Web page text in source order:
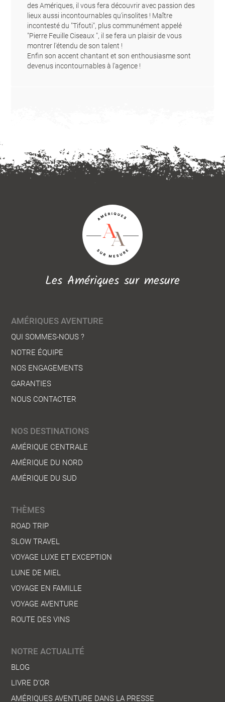
des Amériques, il vous fera découvrir avec passion des
lieux aussi incontournables qu'insolites ! Maître
incontesté du "Tifouti", plus communément appelé
"Pierre Feuille Ciseaux ", il se fera un plaisir de vous
montrer l'étendu de son talent !
Enfin son accent chantant et son enthousiasme sont
devenus incontournables à l'agence !
Les Amériques sur mesure
AMÉRIQUES AVENTURE
QUI SOMMES-NOUS ?
NOTRE ÉQUIPE
NOS ENGAGEMENTS
GARANTIES
NOUS CONTACTER
NOS DESTINATIONS
AMÉRIQUE CENTRALE
AMÉRIQUE DU NORD
AMÉRIQUE DU SUD
THÈMES
ROAD TRIP
SLOW TRAVEL
VOYAGE LUXE ET EXCEPTION
LUNE DE MIEL
VOYAGE EN FAMILLE
VOYAGE AVENTURE
ROUTE DES VINS
NOTRE ACTUALITÉ
BLOG
LIVRE D’OR
AMÉRIQUES AVENTURE DANS LA PRESSE